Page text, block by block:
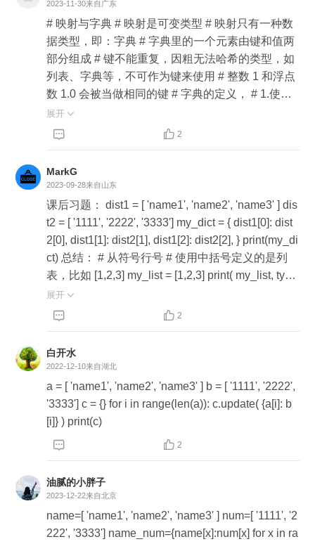
2023-11-30来自广东
# 映射与字典 # 映射是可变类型 # 映射只有一种数
据类型，即：字典 # 字典里的一个元素由键和值两
部分组成 # 键不能重复，因粗无法哈希的类型，如
列表、字典等，不可作为键来使用 # 整数 1 和浮点
数 1.0 会被当做相同的键 # 字典的定义， # 1.使用
花括号定义：{'one': 1, 'two':2} # 2.使用类型构造
器：dict(one=1, two=2) # 3.使用字典推导式: {x: x**
定元素 # 字典用于存储键值对，键值对之间有关联
# 字典的键要求可哈希，一般采用字符串、元祖做
字典的键 # 可以使用 dict() 函数、推导式和花括号{}
三种方式实现字典的创建 list1 = ['name1', 'name2',
'name3'] list2 = ['1111', '2222', '3333'] new_dict = {}
#1 for x in range(3): new_dict[list1[x]] = list2[x] print
展开 
  2
MarkG
2023-09-28来自山东
课后习题： dist1 = [ 'name1', 'name2', 'name3' ] dis
t2 = [ '1111', '2222', '3333'] my_dict = { dist1[0]: dist
2[0], dist1[1]: dist2[1], dist1[2]: dist2[2], } print(my_di
ct) 总结： # 从符号行号 # 使用中括号定义的是列
表，比如 [1,2,3] my_list = [1,2,3] print( my_list, type
(my_list)) # 使用小括号定义的是元组，比如 (1,2,3)
my_tuple = (1,2,3) print( my_tuple, type(my_tuple))
2,3} my_set = {1,2,3} print( my_set, type(my_set)) #
使用大括号，元素是键值对且用逗号分隔的是字
典，比如 { 'a': 1, 'b': 2 } my_dict = { 'a': 1, 'b': 2 } print
( my_dict, type(my_dict)) # 从类型函数看 # 使用 list
的是列表 list1 = list('123') print(list1, type(list1)) #
1, type(tuple1)) # 使用 set 的是集合 set1 = set('hell
= dict(a=1, b=2, c=3, d=True) print(dict1, type(dict
展开 
  2
白开水
2022-12-10来自湖北
a = [ 'name1', 'name2', 'name3' ] b = [ '1111', '2222',
'3333'] c = {} for i in range(len(a)): c.update( {a[i]: b
[i]} ) print(c)
  2
油腻的小胖子
2023-12-22来自北京
name=[ 'name1', 'name2', 'name3' ] num=[ '1111', '2
222', '3333'] name_num={name[x]:num[x] for x in ra